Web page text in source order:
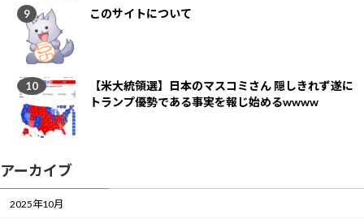
このサイトについて
【米大統領選】日本のマスコミさん 隠しきれず遂に
トランプ優勢である事実を報じ始めるwwww
アーカイブ
2025年10月